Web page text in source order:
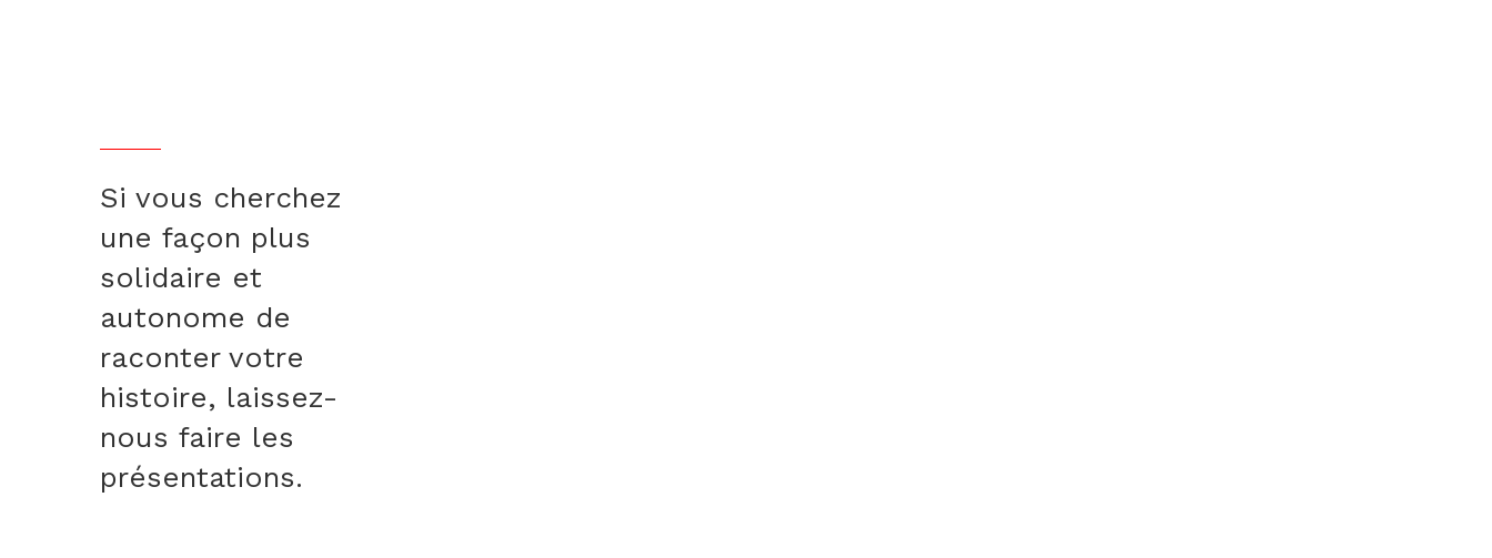
Si vous cherchez
une façon plus
solidaire et
autonome de
raconter votre
histoire, laissez-
nous faire les
présentations.